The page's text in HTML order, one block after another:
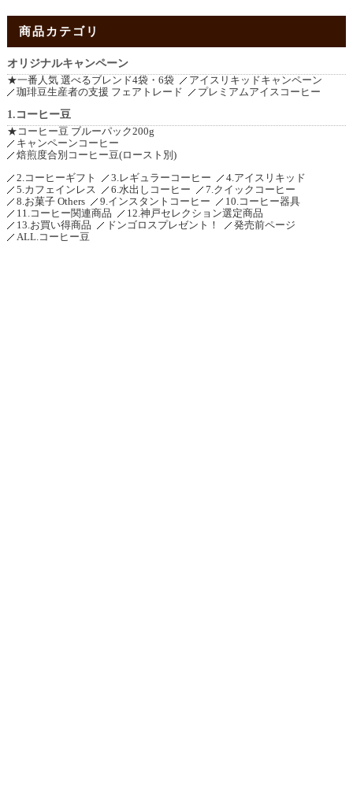
商品カテゴリ
オリジナルキャンペーン
★一番人気 選べるブレンド4袋・6袋
アイスリキッドキャンペーン
珈琲豆生産者の支援 フェアトレード
プレミアムアイスコーヒー
1.コーヒー豆
★コーヒー豆 ブルーパック200g
キャンペーンコーヒー
焙煎度合別コーヒー豆(ロースト別)
2.コーヒーギフト
3.レギュラーコーヒー
4.アイスリキッド
5.カフェインレス
6.水出しコーヒー
7.クイックコーヒー
8.お菓子 Others
9.インスタントコーヒー
10.コーヒー器具
11.コーヒー関連商品
12.神戸セレクション選定商品
13.お買い得商品
ドンゴロスプレゼント！
発売前ページ
ALL.コーヒー豆